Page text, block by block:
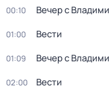
00:10 Вечер с
01:00 Вести
01:09 Вечер с
02:00 Вести